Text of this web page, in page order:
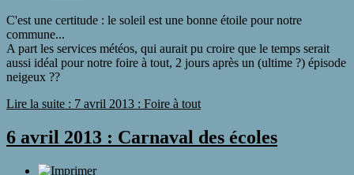
C'est une certitude : le soleil est une bonne étoile pour notre
commune...
A part les services météos, qui aurait pu croire que le temps serait
aussi idéal pour notre foire à tout, 2 jours après un (ultime ?) épisode
neigeux ??
Lire la suite : 7 avril 2013 : Foire à tout
6 avril 2013 : Carnaval des écoles